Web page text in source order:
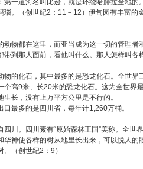
第一道河名叫比逊，就是环绕哈腓拉全地的
。（创世纪2：11－12）伊甸园有丰富的
动物都在这里，而亚当成为这一切的管理者
带到那人面前，看他叫什么。那人怎样叫各
物的化石，其中最多的是恐龙化石。全世界
个高9米、长20米的恐龙化石。这为全世界
长，没有上万平方公里是不行的。
最多的是四川省，每年计1,260万桶。
川。四川素有“原始森林王国”美称。全世
华神使各样的树从地里长出来，可以悦人的
（创世纪2：9）